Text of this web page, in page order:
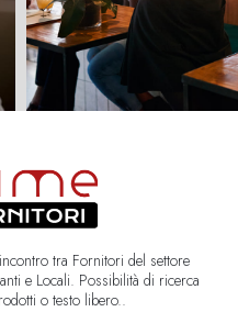
tra Fornitori del settore
e Locali. Possibilità di ricerca
o testo libero..